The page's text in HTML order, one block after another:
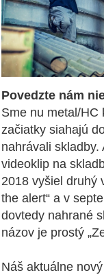
Povedzte nám
Sme nu metal/HC
začiatky siahajú
nahrávali
videoklip na
2018 vyšiel druhý
the alert“ a v
dovtedy nahrané
názov je prostý
Náš aktuálne